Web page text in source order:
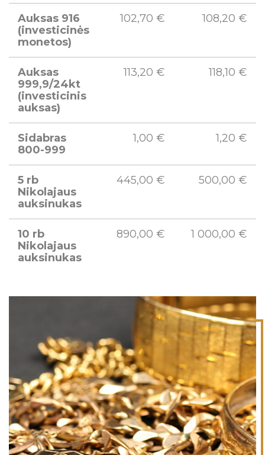
Auksas 916
(investicinės
monetos)
102,70 € 108,20 €
Auksas
999,9/24kt
(investicinis
auksas)
113,20 € 118,10 €
Sidabras
800-999
1,00 € 1,20 €
5 rb
Nikolajaus
auksinukas
445,00 € 500,00 €
10 rb
Nikolajaus
auksinukas
890,00 € 1 000,00 €